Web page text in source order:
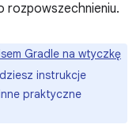
rozpowszechnieniu.
Gradle na wtyczkę
instrukcje
praktyczne